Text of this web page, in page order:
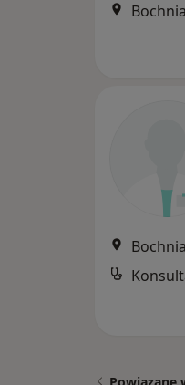
Bochnia
Bochnia